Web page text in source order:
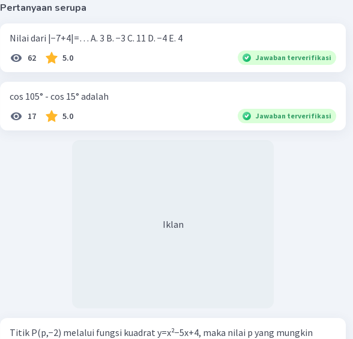
Pertanyaan serupa
Nilai dari |−7+4|=… A. 3 B. −3 C. 11 D. −4 E. 4
62 5.0 Jawaban terverifikasi
cos 105° - cos 15° adalah
17 5.0 Jawaban terverifikasi
Iklan
Titik P(p,−2) melalui fungsi kuadrat y=x²−5x+4, maka nilai p yang mungkin